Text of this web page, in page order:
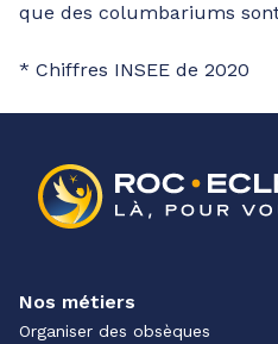
que des columbariums
* Chiffres INSEE de 2020
Nos métiers
Organiser des obsèques